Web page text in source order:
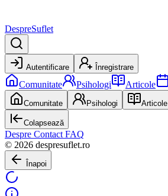
DespreSuflet
Autentificare Înregistrare
Comunitate Psihologi Articole
Comunitate Psihologi Articole
Colapsează
Despre Contact FAQ
© 2026 despresuflet.ro
Înapoi